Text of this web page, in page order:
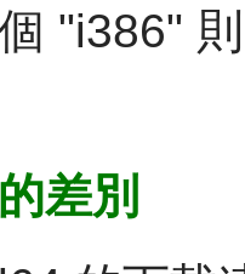
"i386"
差別